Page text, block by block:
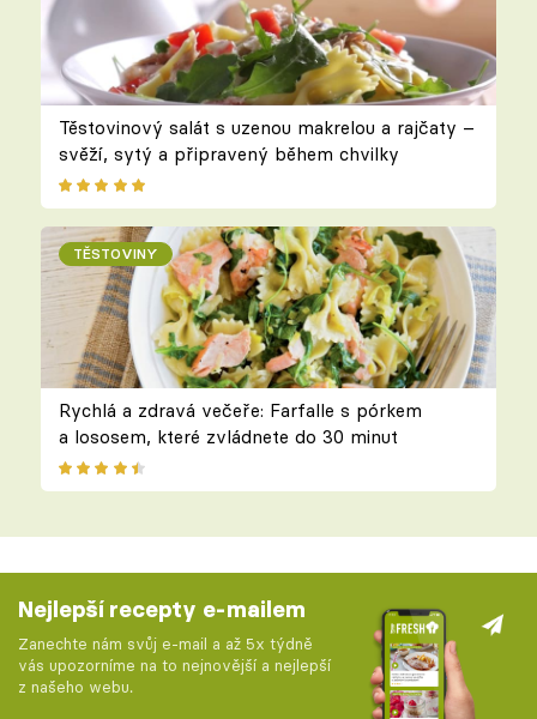
Těstovinový salát s uzenou makrelou a rajčaty –
svěží, sytý a připravený během chvilky
TĚSTOVINY
Rychlá a zdravá večeře: Farfalle s pórkem
a lososem, které zvládnete do 30 minut
Nejlepší recepty e-mailem
Zanechte nám svůj e-mail a až 5x týdně
vás upozorníme na to nejnovější a nejlepší
z našeho webu.